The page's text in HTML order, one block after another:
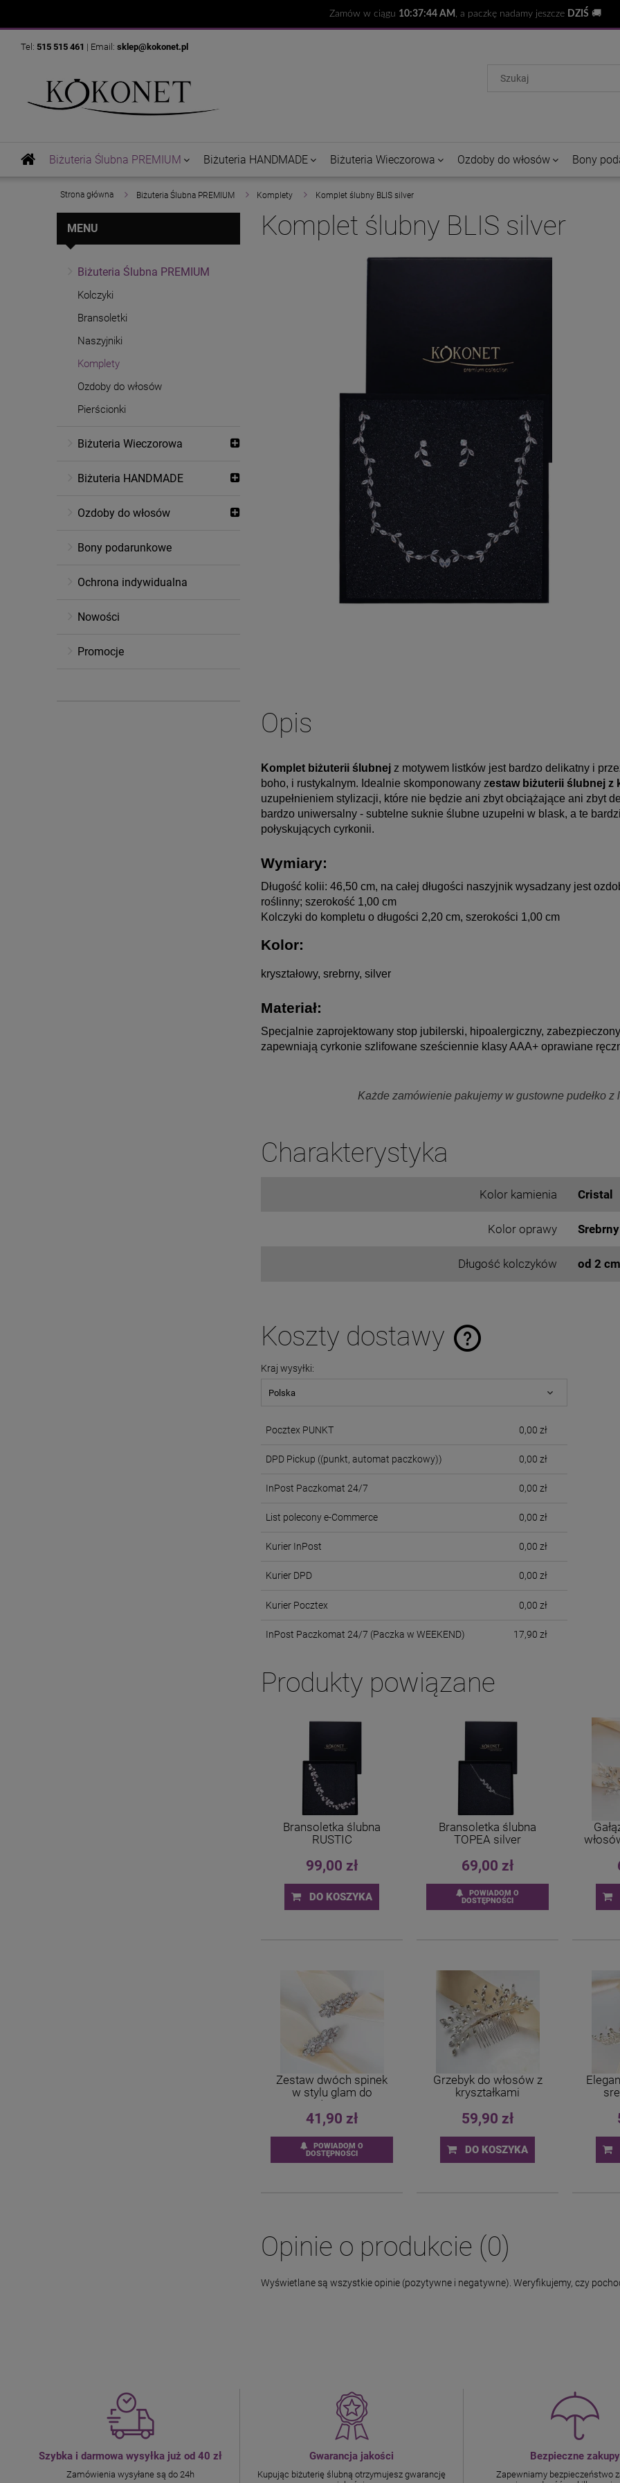
Zamów w ciągu 10:37:43 AM , a paczkę nadamy jeszcze DZIŚ 🚚
Tel: 515 515 461 | Email: sklep@kokonet.pl
Biżuteria Ślubna PREMIUM Biżuteria HANDMADE Biżuteria Wieczorowa Ozdoby do włosów Bony
Strona główna Biżuteria Ślubna PREMIUM Komplety » Komplet ślubny BLIS silver
MENU
Biżuteria Ślubna PREMIUM
Kolczyki
Bransoletki
Naszyjniki
Komplety
Ozdoby do włosów
Pierścionki
Biżuteria Wieczorowa
Biżuteria HANDMADE
Ozdoby do włosów
Bony podarunkowe
Ochrona indywidualna
Nowości
Promocje
Komplet ślubny BLIS silver
Opis
Komplet biżuterii ślubnej z motywem listków jest bardzo delikatny i
boho, i rustykalnym. Idealnie skomponowany zestaw biżuterii ślubnej z
uzupełnieniem stylizacji, które nie będzie ani zbyt obciążające ani zbyt
bardzo uniwersalny - subtelne suknie ślubne uzupełni w blask, a te
połyskujących cyrkonii.
Wymiary:
Długość kolii: 46,50 cm, na całej długości naszyjnik wysadzany jest
roślinny; szerokość 1,00 cm
Kolczyki do kompletu o długości 2,20 cm, szerokości 1,00 cm
Kolor:
kryształowy, srebrny, silver
Materiał:
Specjalnie zaprojektowany stop jubilerski, hipoalergiczny,
zapewniają cyrkonie szlifowane sześciennie klasy AAA+ oprawiane
Każde zamówienie pakujemy w gustowne pudełko z
Charakterystyka
Kolor kamienia Cristal
Kolor oprawy Srebrny
Długość kolczyków od 2
Koszty dostawy
Kraj wysyłki:
Pocztex PUNKT 0,00 zł
DPD Pickup ((punkt, automat paczkowy)) 0,00 zł
InPost Paczkomat 24/7 0,00 zł
List polecony e-Commerce 0,00 zł
Kurier InPost 0,00 zł
Kurier DPD 0,00 zł
Kurier Pocztex 0,00 zł
InPost Paczkomat 24/7 (Paczka w WEEKEND) 17,90 zł
Produkty powiązane
Bransoletka ślubna
RUSTIC
99,00 zł
DO KOSZYKA
Bransoletka ślubna
TOPEA silver
69,00 zł
POWIADOM O
DOSTĘPNOŚCI
Zestaw dwóch spinek
w stylu glam do
włosów
41,90 zł
POWIADOM O
DOSTĘPNOŚCI
Grzebyk do włosów z
kryształkami
59,90 zł
DO KOSZYKA
Opinie o produkcie (0)
Wyświetlane są wszystkie opinie (pozytywne i negatywne). Weryfikujemy, czy
Szybka i darmowa wysyłka już od 40 zł
Zamówienia wysyłane są do 24h
Gwarancja jakości
Kupując biżuterię ślubną otrzymujesz gwarancję
Bezpieczne zakupy
Zapewniamy bezpieczeństwo